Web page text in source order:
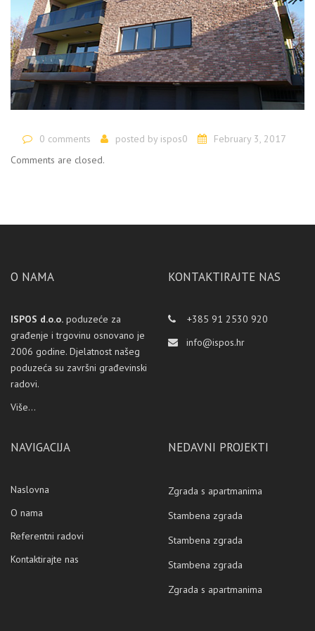
0 comments posted by ispos0
February 3, 2017
Comments are closed.
O NAMA
ISPOS d.o.o. poduzeće za
građenje i trgovinu osnovano je
2006 godine. Djelatnost našeg
poduzeća su završni građevinski
radovi.
Više...
KONTAKTIRAJTE NAS
+385 91 2530 920
info@ispos.hr
NAVIGACIJA
Naslovna
O nama
Referentni radovi
Kontaktirajte nas
NEDAVNI PROJEKTI
Zgrada s apartmanima
Stambena zgrada
Stambena zgrada
Stambena zgrada
Zgrada s apartmanima